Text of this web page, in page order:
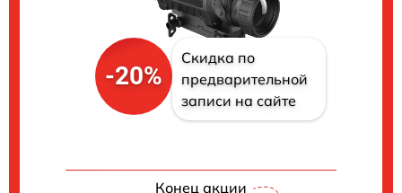
-20%
Скидка по
предварительной
записи на сайте
Конец акции